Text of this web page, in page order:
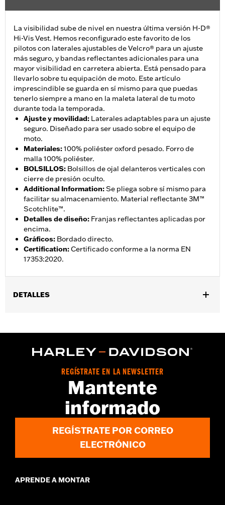
La visibilidad sube de nivel en nuestra última versión H-D®
Hi-Vis Vest. Hemos reconfigurado este favorito de los
pilotos con laterales ajustables de Velcro® para un ajuste
más seguro, y bandas reflectantes adicionales para una
mayor visibilidad en carretera abierta. Está pensado para
llevarlo sobre tu equipación de moto. Este artículo
imprescindible se guarda en sí mismo para que puedas
tenerlo siempre a mano en la maleta lateral de tu moto
durante toda la temporada.
Ajuste y movilidad: Laterales adaptables para un ajuste
seguro. Diseñado para ser usado sobre el equipo de
moto.
Materiales:100% poliéster oxford pesado. Forro de
malla 100% poliéster.
BOLSILLOS: Bolsillos de ojal delanteros verticales con
cierre de presión oculto.
Additional Information:Se pliega sobre sí mismo para
facilitar su almacenamiento. Material reflectante 3M™
Scotchlite™.
Detalles de diseño: Franjas reflectantes aplicadas por
encima.
Gráficos: Bordado directo.
Certification:Certificado conforme a la norma EN
17353:2020.
DETALLES
Características funcionales:Reflexivo,Ajustable,Bolsillos
d.com/warrantypara más detalles
Vest
Reflective
Polyester
Mesh
Origen:Artículo de importación
REGÍSTRATE EN LA NEWSLETTER
Mantente
informado
REGÍSTRATE POR CORREO
ELECTRÓNICO
APRENDE A MONTAR